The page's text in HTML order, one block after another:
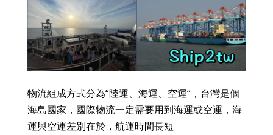
物流組成方式分為“陸運、海運、空運“，台灣是個
海島國家，國際物流一定需要用到海運或空運，海
運與空運差別在於，航運時間長短